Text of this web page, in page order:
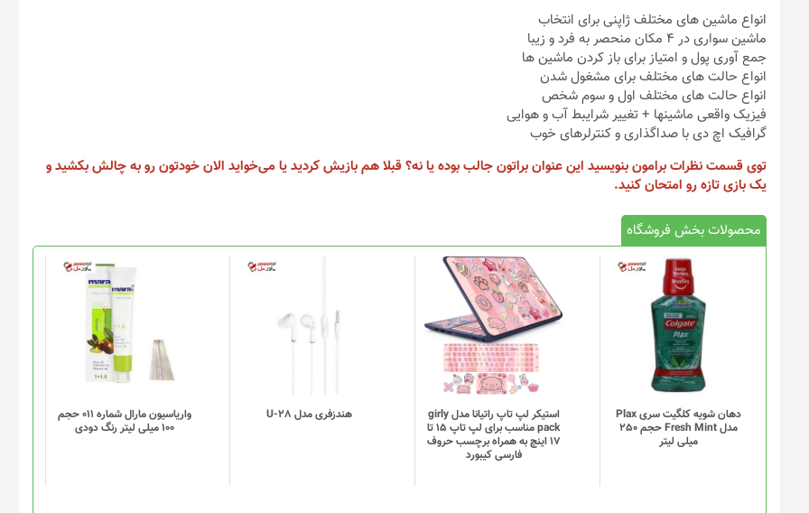
انواع ماشین های مختلف ژاپنی برای انتخاب
ماشین سواری در 4 مکان منحصر به فرد و زیبا
جمع آوری پول و امتیاز برای باز کردن ماشین ها
انواع حالت های مختلف برای مشغول شدن
انواع حالت های مختلف اول و سوم شخص
فیزیک واقعی ماشینها + تغییر شرایبط آب و هوایی
گرافیک اچ دی با صداگذاری و کنترلرهای خوب
توی قسمت نظرات برامون بنویسید این عنوان براتون جالب بوده یا نه؟ قبلا هم بازیش کردید یا می‌خواید الان خودتون رو به چالش بکشید و
یک بازی تازه رو امتحان کنید.
محصولات بخش فروشگاه
دهان شویه کلگیت سری Plax
مدل Fresh Mint حجم 250
میلی لیتر
استیکر لپ تاپ راتیانا مدل girly
pack مناسب برای لپ تاپ 15 تا
17 اینچ به همراه برچسب حروف
فارسی کیبورد
هندزفری مدل U-28
واریاسیون مارال شماره 011 حجم
100 میلی لیتر رنگ دودی